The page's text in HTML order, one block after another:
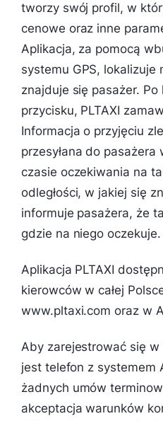
tworzy swój profil, w
cenowe oraz inne
Aplikacja, za pomocą
systemu GPS, lokalizuje
znajduje się pasażer.
przycisku, PLTAXI
Informacja o przyjęciu
przesyłana do
czasie oczekiwania na
odległości, w jakiej się
informuje pasażera, że
gdzie na niego oczekuje.
Aplikacja PLTAXI
kierowców w całej
www.pltaxi.com oraz w
Aby zarejestrować się
jest telefon z systemem
żadnych umów
akceptacja warunków